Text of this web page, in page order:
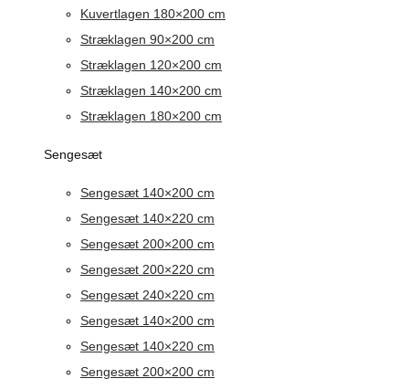
Kuvertlagen 180×200 cm
Stræklagen 90×200 cm
Stræklagen 120×200 cm
Stræklagen 140×200 cm
Stræklagen 180×200 cm
Sengesæt
Sengesæt 140×200 cm
Sengesæt 140×220 cm
Sengesæt 200×200 cm
Sengesæt 200×220 cm
Sengesæt 240×220 cm
Sengesæt 140×200 cm
Sengesæt 140×220 cm
Sengesæt 200×200 cm